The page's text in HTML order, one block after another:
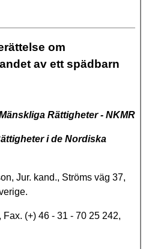
om
av ett spädbarn
Rättigheter - NKMR
i de Nordiska
Jur. kand., Ströms väg 37,
(+) 46 - 31 - 70 25 242,